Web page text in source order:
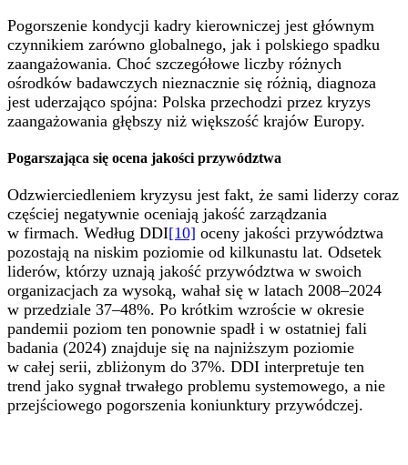
Pogorszenie kondycji kadry kierowniczej jest głównym
czynnikiem zarówno globalnego, jak i polskiego spadku
zaangażowania. Choć szczegółowe liczby różnych
ośrodków badawczych nieznacznie się różnią, diagnoza
jest uderzająco spójna: Polska przechodzi przez kryzys
zaangażowania głębszy niż większość krajów Europy.
Pogarszająca się ocena jakości przywództwa
Odzwierciedleniem kryzysu jest fakt, że sami liderzy coraz
częściej negatywnie oceniają jakość zarządzania
w firmach. Według DDI[10] oceny jakości przywództwa
pozostają na niskim poziomie od kilkunastu lat. Odsetek
liderów, którzy uznają jakość przywództwa w swoich
organizacjach za wysoką, wahał się w latach 2008–2024
w przedziale 37–48%. Po krótkim wzroście w okresie
pandemii poziom ten ponownie spadł i w ostatniej fali
badania (2024) znajduje się na najniższym poziomie
w całej serii, zbliżonym do 37%. DDI interpretuje ten
trend jako sygnał trwałego problemu systemowego, a nie
przejściowego pogorszenia koniunktury przywódczej.